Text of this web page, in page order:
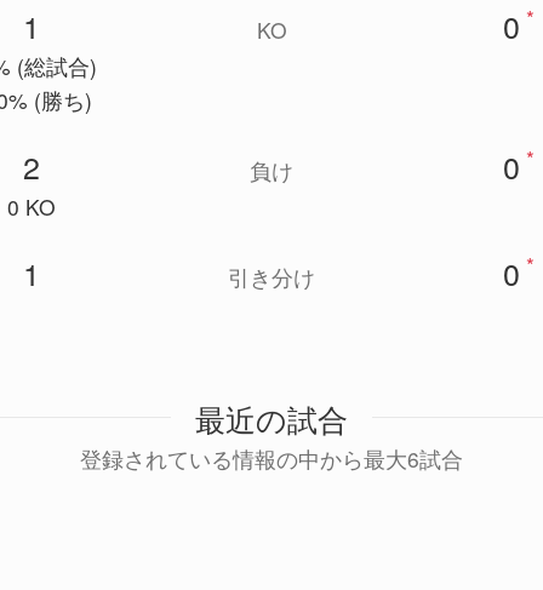
1
(総試合)
(勝ち)
KO 0 *
2
0 KO
負け 0 *
1 引き分け 0 *
最近の試合
登録されている情報の中から最大6試合